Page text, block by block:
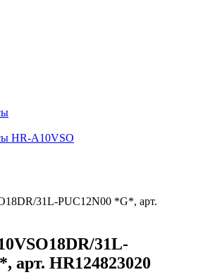
HR-A10VSO
31L-PUC12N00 *G*, арт.
31L-
арт. HR124823020